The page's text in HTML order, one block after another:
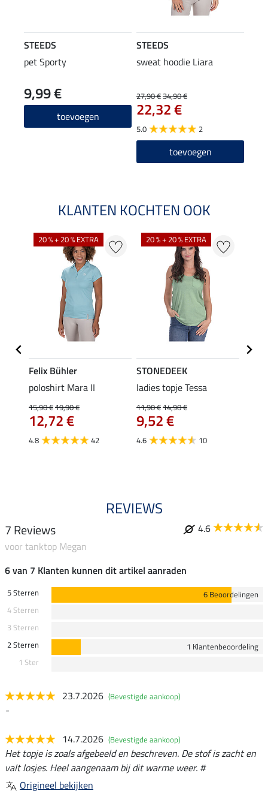
STEEDS
pet Sporty
9,99 €
toevoegen
STEEDS
sweat hoodie Liara
27,90 €34,90 €
22,32 €
5.0 2
toevoegen
KLANTEN KOCHTEN OOK
20 % + 20 % EXTRA
Felix Bühler
poloshirt Mara II
15,90 €19,90 €
12,72 €
4.8 42
20 % + 20 % EXTRA
STONEDEEK
ladies topje Tessa
11,90 €14,90 €
9,52 €
4.6 10
REVIEWS
7 Reviews
4.6
voor tanktop Megan
6 van 7 Klanten kunnen dit artikel aanraden
5 Sterren
6 Beoordelingen
4 Sterren
3 Sterren
2 Sterren
1 Klantenbeoordeling
1 Ster
23.7.2026 (Bevestigde aankoop)
-
14.7.2026 (Bevestigde aankoop)
Het topje is zoals afgebeeld en beschreven. De stof is zacht en
valt losjes. Heel aangenaam bij dit warme weer. #
Origineel bekijken